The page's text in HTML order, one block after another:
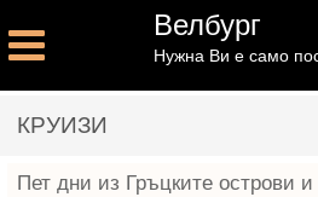
Велбург
Нужна Ви е само
КРУИЗИ
Пет дни из Гръцките острови